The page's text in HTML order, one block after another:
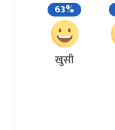
63%
खुसी